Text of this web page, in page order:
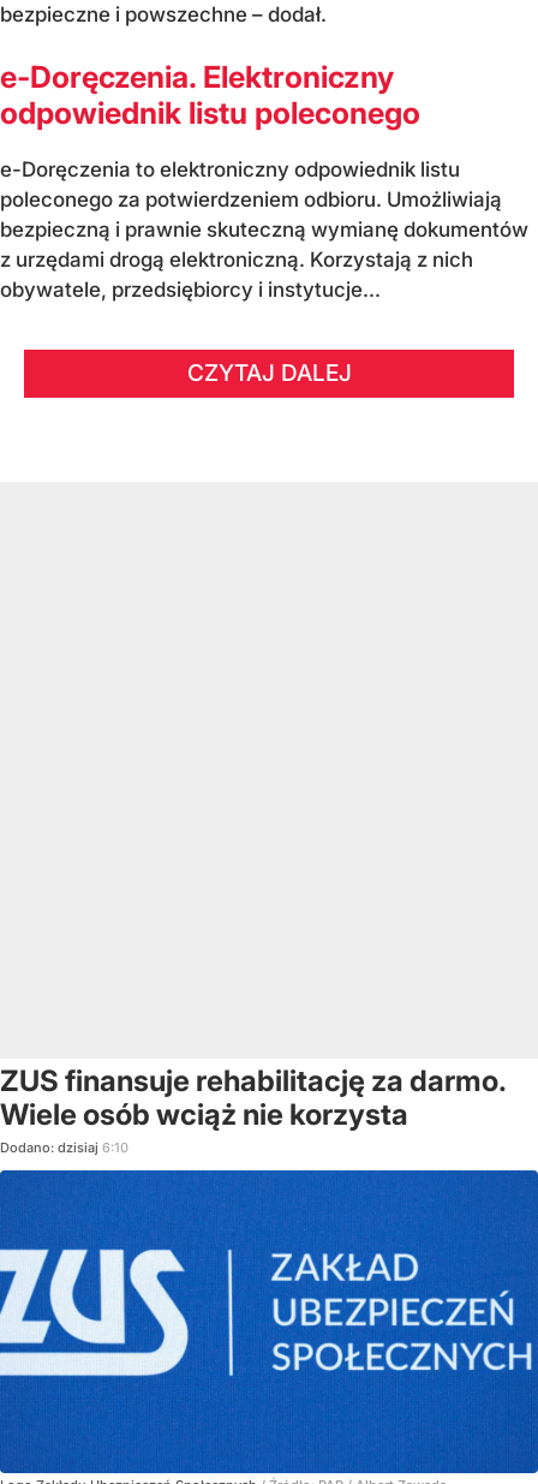
bezpieczne i powszechne – dodał.
e-Doręczenia. Elektroniczny
odpowiednik listu poleconego
e-Doręczenia to elektroniczny odpowiednik listu
poleconego za potwierdzeniem odbioru. Umożliwiają
bezpieczną i prawnie skuteczną wymianę dokumentów
z urzędami drogą elektroniczną. Korzystają z nich
obywatele, przedsiębiorcy i instytucje...
CZYTAJ DALEJ
ZUS finansuje rehabilitację za darmo.
Wiele osób wciąż nie korzysta
Dodano: dzisiaj 6:10